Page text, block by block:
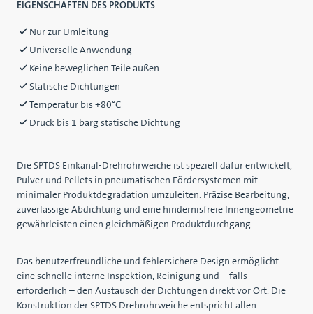
EIGENSCHAFTEN DES PRODUKTS
Nur zur Umleitung
Universelle Anwendung
Keine beweglichen Teile außen
Statische Dichtungen
Temperatur bis +80°C
Druck bis 1 barg statische Dichtung
Die SPTDS Einkanal-Drehrohrweiche ist speziell dafür entwickelt,
Pulver und Pellets in pneumatischen Fördersystemen mit
minimaler Produktdegradation umzuleiten. Präzise Bearbeitung,
zuverlässige Abdichtung und eine hindernisfreie Innengeometrie
gewährleisten einen gleichmäßigen Produktdurchgang.
Das benutzerfreundliche und fehlersichere Design ermöglicht
eine schnelle interne Inspektion, Reinigung und – falls
erforderlich – den Austausch der Dichtungen direkt vor Ort. Die
Konstruktion der SPTDS Drehrohrweiche entspricht allen